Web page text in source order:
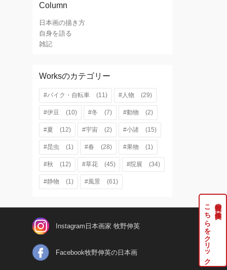
Column
日本画の描き方
自身を語る
雑記
Worksのカテゴリー
#バイク・自転車 (11) #人物 (29)
#伊豆 (10) #冬 (7) #動物 (2)
#夏 (12) #宇宙 (2) #小諸 (15)
#昆虫 (1) #春 (28) #果物 (1)
#秋 (12) #草花 (45) #院展 (34)
#静物 (1) #風景 (61)
牧野伸英の実作品は
こちらをクリック
Instagram日本画家 牧野伸英
Facebook牧野伸英の日本画